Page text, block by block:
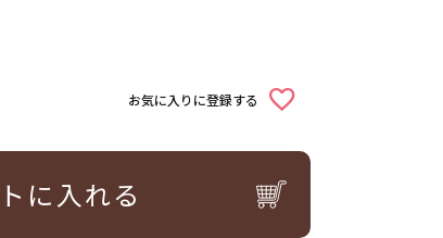
お気に入りに登録する
に入れる